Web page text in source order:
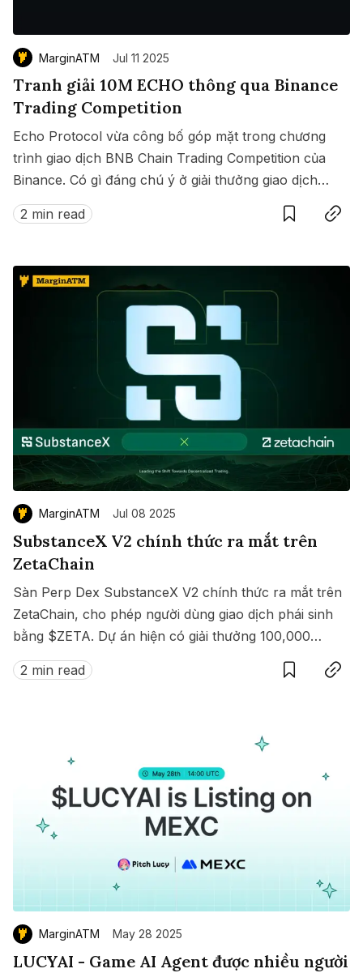
MarginATM Jul 11 2025
Tranh giải 10M ECHO thông qua Binance
Trading Competition
Echo Protocol vừa công bố góp mặt trong chương
trình giao dịch BNB Chain Trading Competition của
Binance. Có gì đáng chú ý ở giải thưởng giao dịch
này?
2 min read
SaveCopy link
MarginATM Jul 08 2025
SubstanceX V2 chính thức ra mắt trên
ZetaChain
Sàn Perp Dex SubstanceX V2 chính thức ra mắt trên
ZetaChain, cho phép người dùng giao dịch phái sinh
bằng $ZETA. Dự án hiện có giải thưởng 100,000
$ZETA diễn ra từ 8 đến 15/07/2025.
2 min read
SaveCopy link
MarginATM May 28 2025
LUCYAI - Game AI Agent được nhiều người